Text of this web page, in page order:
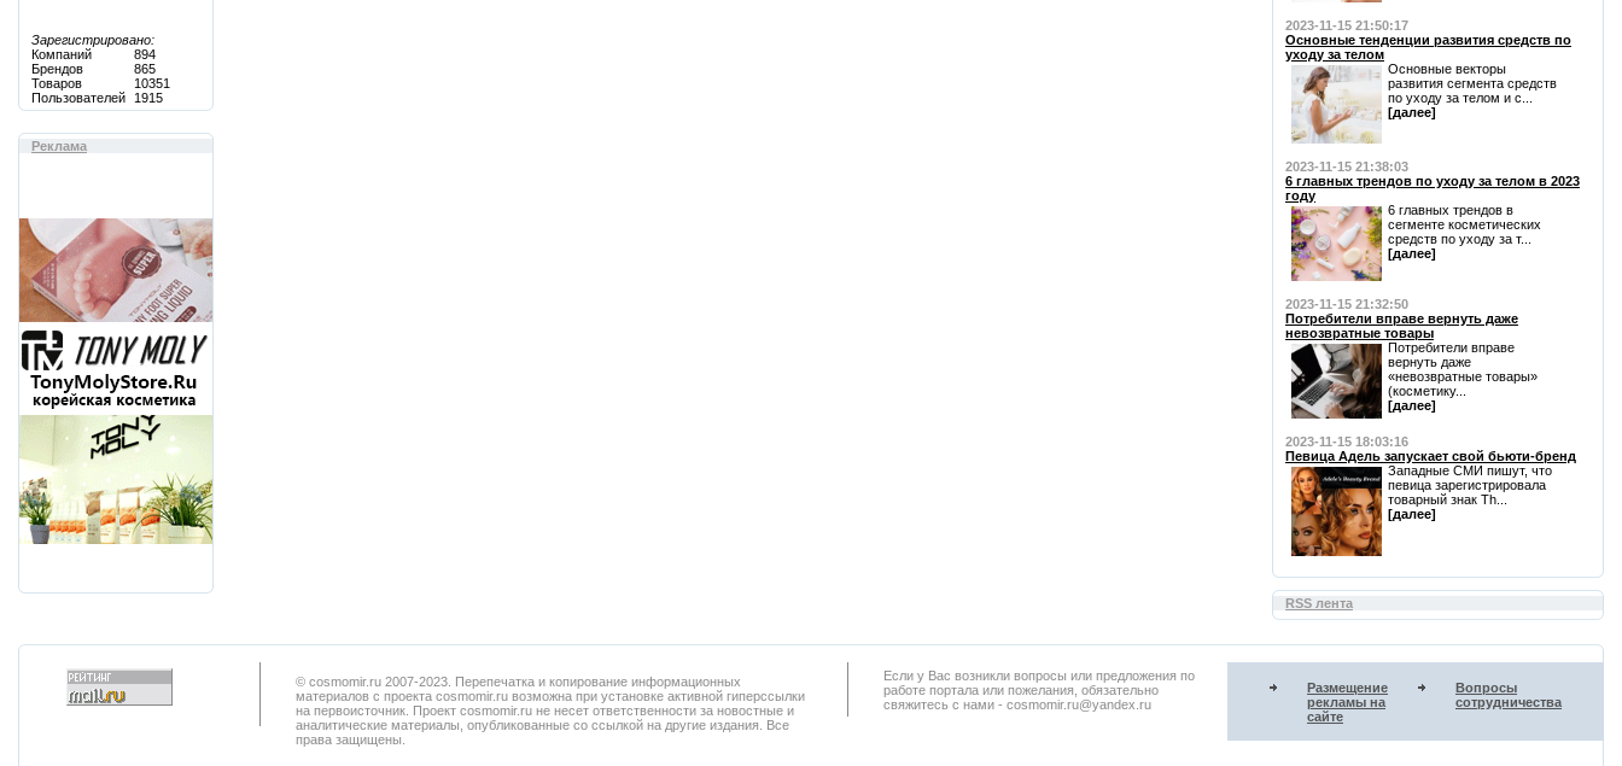
Зарегистрировано:
Компаний
894
Брендов
865
Товаров
10351
Пользователей
1915
Реклама
2023-11-15 21:50:17
Основные тенденции развития средств по
уходу за телом
Основные векторы
развития сегмента средств
по уходу за телом и с...
[далее]
2023-11-15 21:38:03
6 главных трендов по уходу за телом в 2023
году
6 главных трендов в
сегменте косметических
средств по уходу за т...
[далее]
2023-11-15 21:32:50
Потребители вправе вернуть даже
невозвратные товары
Потребители вправе
вернуть даже
«невозвратные товары»
(косметику...
[далее]
2023-11-15 18:03:16
Певица Адель запускает свой бьюти-бренд
Западные СМИ пишут, что
певица зарегистрировала
товарный знак Th...
[далее]
RSS лента
© cosmomir.ru 2007-2023. Перепечатка и копирование информационных
материалов с проекта cosmomir.ru возможна при установке активной гиперссылки
на первоисточник. Проект cosmomir.ru не несет ответственности за новостные и
аналитические материалы, опубликованные со ссылкой на другие издания. Все
права защищены.
Если у Вас возникли вопросы или предложения по
работe портала или пожелания, обязательно
свяжитесь с нами - cosmomir.ru@yandex.ru
Размещение
рекламы на
сайте
Вопросы
сотрудничества